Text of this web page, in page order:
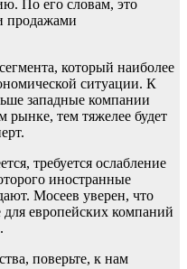
По его словам, это
продажами
который наиболее
ситуации. К
западные компании
рынке, тем тяжелее будет
требуется ослабление
иностранные
Мосеев уверен, что
для европейских компаний
поверьте, к нам